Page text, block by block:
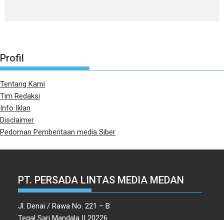
Profil
Tentang Kami
Tim Redaksi
Info Iklan
Disclaimer
Pedoman Pemberitaan media Siber
PT. PERSADA LINTAS MEDIA MEDAN
Jl. Denai / Rawa No. 221 – B
Tegal Sari Mandala II 20226